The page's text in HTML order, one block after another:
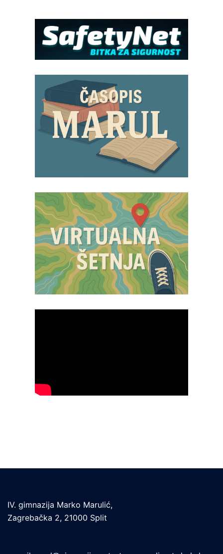
IV. gimnazija Marko Marulić,
Zagrebačka 2, 21000 Split